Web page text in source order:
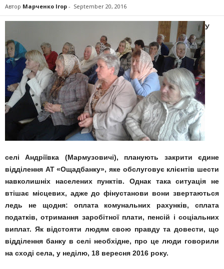
Автор Марченко Ігор - September 20, 2016
У
селі Андріївка (Мармузовичі), планують закрити єдине
відділення АТ «Ощадбанку», яке обслуговує клієнтів шести
навколишніх населених пунктів. Однак така ситуація не
втішає місцевих, адже до фінустанови вони звертаються
ледь не щодня: оплата комунальних рахунків, сплата
податків, отримання заробітної плати, пенсій і соціальних
виплат. Як відстояти людям свою правду та довести, що
відділення банку в селі необхідне, про це люди говорили
на сході села, у неділю, 18 вересня 2016 року.